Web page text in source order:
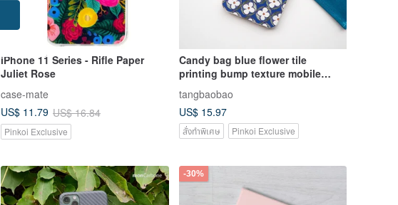
iPhone 11 Series - Rifle Paper
Juliet Rose
case-mate
US$ 11.79 US$ 16.84
Pinkoi Exclusive
Candy bag blue flower tile
printing bump texture mobile
iPhone11
tangbaobao
US$ 15.97
สั่งทำพิเศษ Pinkoi Exclusive
-30%